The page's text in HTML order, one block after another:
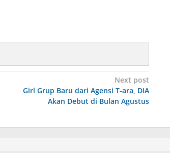
Next post
Girl Grup Baru dari Agensi T-ara, DIA
Akan Debut di Bulan Agustus